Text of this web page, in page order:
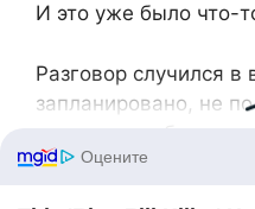
И это уже было что-
Разговор случился
запланировано, не
одновременно и